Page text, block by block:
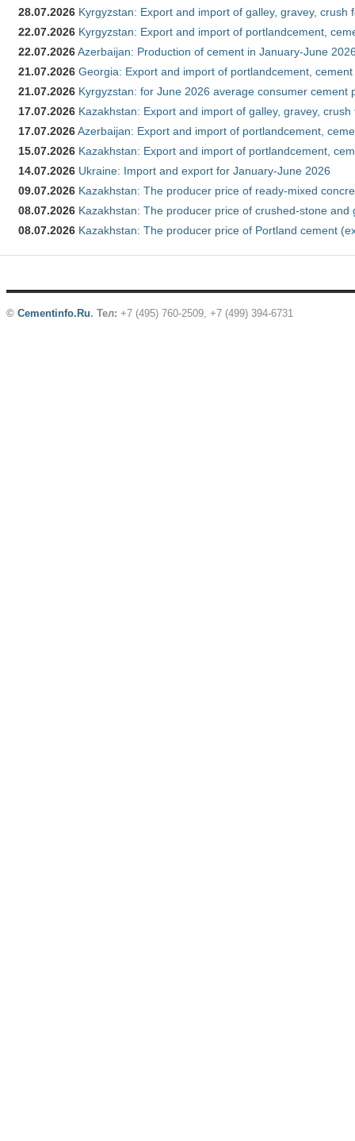
28.07.2026 Kyrgyzstan: Export and import of galley, gravey,
22.07.2026 Kyrgyzstan: Export and import of portlandcement,
22.07.2026Azerbaijan: Production of cement in January-June
21.07.2026 Georgia: Export and import of portlandcement,
21.07.2026 Kyrgyzstan: for June 2026 average consumer cement
17.07.2026 Kazakhstan: Export and import of galley, gravey,
17.07.2026Azerbaijan: Export and import of portlandcement,
15.07.2026 Kazakhstan: Export and import of portlandcement,
14.07.2026 Ukraine: Import and export for January-June 2026
09.07.2026 Kazakhstan: The producer price of ready-mixed
08.07.2026 Kazakhstan: The producer price of crushed-stone and
08.07.2026 Kazakhstan: The producer price of Portland cement
© Cementinfo.Ru. Тел: +7 (495) 760-2509, +7 (499) 394-6731